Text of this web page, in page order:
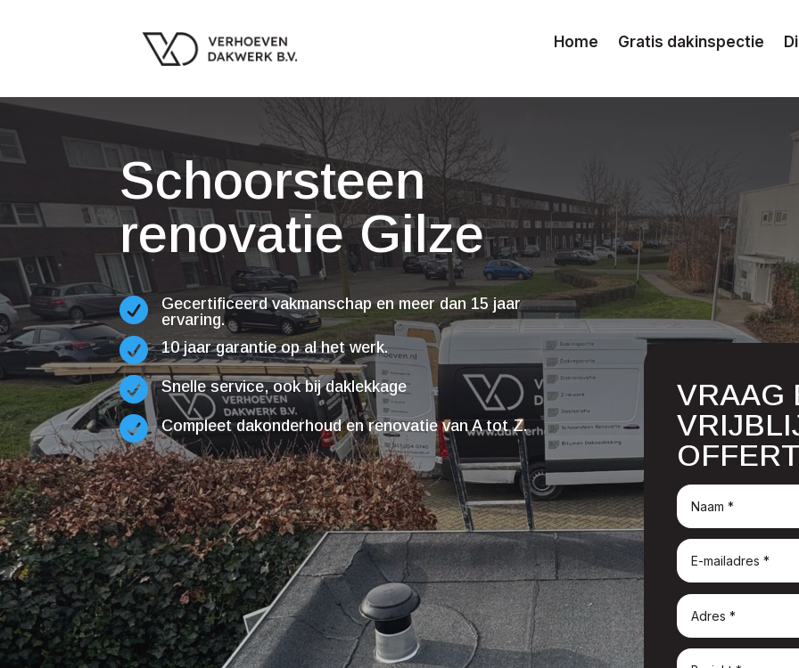
Home Gratis dakinspectie
Schoorsteen
renovatie Gilze

Gecertificeerd vakmanschap en meer dan 15 jaar
ervaring.
 10 jaar garantie op al het werk.
 Snelle service, ook bij daklekkage
 Compleet dakonderhoud en renovatie van A tot Z.
VRAAG